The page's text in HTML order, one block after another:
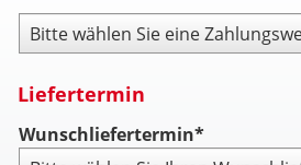
Zahlungsweise
Liefertermin
Wunschliefertermin*